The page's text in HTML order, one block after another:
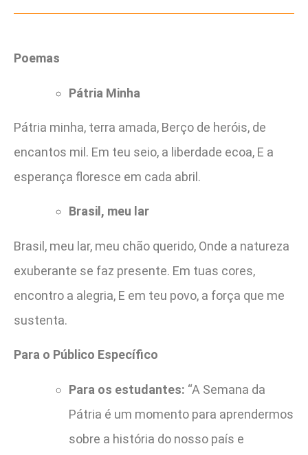
Poemas
Pátria Minha
Pátria minha, terra amada, Berço de heróis, de
encantos mil. Em teu seio, a liberdade ecoa, E a
esperança floresce em cada abril.
Brasil, meu lar
Brasil, meu lar, meu chão querido, Onde a natureza
exuberante se faz presente. Em tuas cores,
encontro a alegria, E em teu povo, a força que me
sustenta.
Para o Público Específico
Para os estudantes: “A Semana da
Pátria é um momento para aprendermos
sobre a história do nosso país e